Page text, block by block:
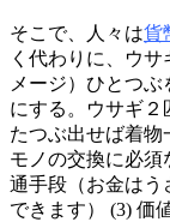
そこで、人々は貨
く代わりに、ウ
メージ）ひとつ
にする。ウサギ２
たつぶ出せば着物
モノの交換に必須
通手段（お金はう
できます） (3) 価